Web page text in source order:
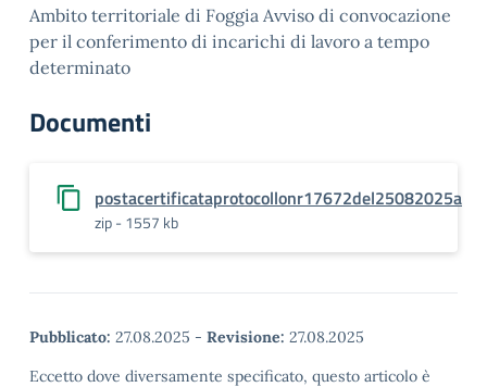
Ambito territoriale di Foggia Avviso di convocazione
per il conferimento di incarichi di lavoro a tempo
determinato
Documenti
postacertificataprotocollonr17672del25082025a
zip - 1557 kb
Pubblicato: 27.08.2025 - Revisione: 27.08.2025
Eccetto dove diversamente specificato, questo articolo è